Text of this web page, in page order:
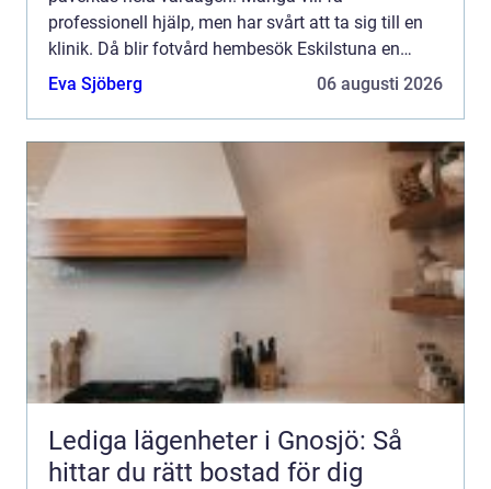
professionell hjälp, men har svårt att ta sig till en
klinik. Då blir fotvård hembesök Eskilstuna en
praktisk och trygg lösning. En medicinsk
Eva Sjöberg 06 augusti 2026
Lediga lägenheter i Gnosjö: Så
hittar du rätt bostad för dig